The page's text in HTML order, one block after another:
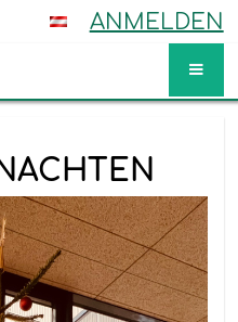
ANMELDEN